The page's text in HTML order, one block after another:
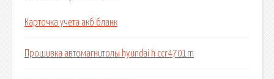
Карточка учета акб бланк
Прошивка автомагнитолы hyundai h ccr4701m